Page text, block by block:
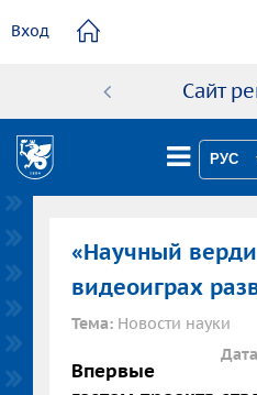
содержанию
Вход
Сайт
РУС
«Научный
видеоиграх
Тема: Новости науки
Впервые